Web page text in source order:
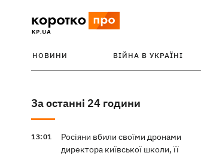
НОВИНИ ВІЙНА В УКРАЇНІ
За останні 24 години
13:01
Росіяни вбили своїми дронами
директора київської школи, її